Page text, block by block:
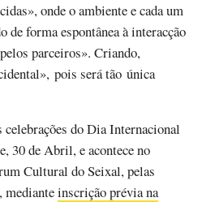
onde o ambiente e cada um
de forma espontânea à interacção
parceiros». Criando,
pois será tão única
celebrações do Dia Internacional
30 de Abril, e acontece no
Cultural do Seixal, pelas
medianteinscrição prévia na